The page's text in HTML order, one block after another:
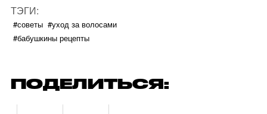
ТЭГИ:
#советы #уход за волосами
#бабушкины рецепты
ПОДЕЛИТЬСЯ: